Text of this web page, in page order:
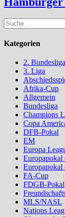
Suche
nach:
Kategorien
2. Bundesliga
3. Liga
Afrika-Cup
Allgemein
Bundesliga
Champions
Copa
DFB-Pokal
EM
Europa
Europapokal
Europapokal
FA-Cup
FDGB-Pokal
MLS/NASL
Nations